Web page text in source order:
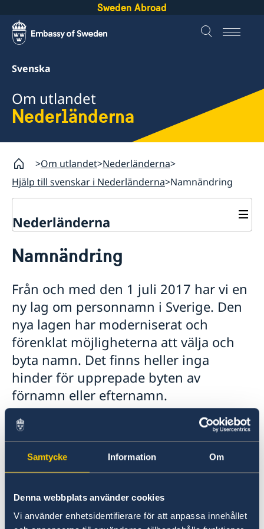
Samtycke Information Om
Denna webbplats använder cookies
Vi använder enhetsidentifierare för att anpassa innehållet
Sweden Abroad
Svenska
Om utlandet
Nederländerna
Om utlandet Nederländerna
Hjälp till svenskar i Nederländerna Namnändring
Nederländerna
Hjälp till svenskar i Nederländerna
Brevrösta i Nederländerna
Pass och nationellt ID-kort för vuxna
Pass och nationell ID-kort för barn
Samordningsnummer
Om svenskt medborgarskap
Provisoriskt pass
Akut hjälp
Flytta till Nederländerna
Gifta sig i Nederländerna
Arv i internationella situationer
Registrera nyfödd utomlands
Avgifter
Legaliseringar
Körkort
Namnändring
Undervisning i svenska för barn
Uppehållstillstånd eller personbevis
Namnändring
Från och med den 1 juli 2017 har vi en
ny lag om personnamn i Sverige. Den
nya lagen har moderniserat och
förenklat möjligheterna att välja och
byta namn. Det finns heller inga
hinder för upprepade byten av
förnamn eller efternamn.
Hos Skatteverket kan du ansöka om att få byta
förnamn eller efternamn och du kan också
ansöka om namn för nyfödda barn. Det finns
Om du vill ansöka om ett pass eller nationellt